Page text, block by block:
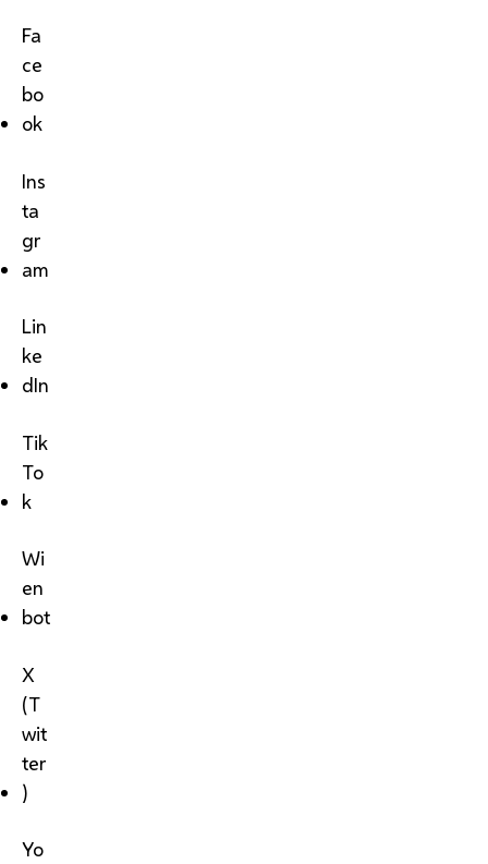
Fa
ce
bo
ok
Ins
ta
gr
am
Lin
ke
dIn
Tik
To
k
Wi
en
bot
X
(T
wit
ter
)
Yo